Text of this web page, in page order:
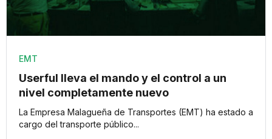
EMT
Userful lleva el mando y el control a un
nivel completamente nuevo
La Empresa Malagueña de Transportes (EMT) ha estado a
cargo del transporte público...